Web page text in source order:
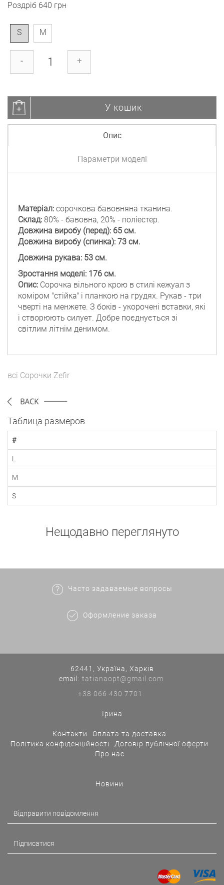
Роздріб 640 грн
S M
- +
У кошик
Опис
Параметри моделі
Матеріал: сорочкова бавовняна тканина.
Склад: 80% - бавовна, 20% - поліестер.
Довжина виробу (перед): 65 см.
Довжина виробу (спинка): 73 см.
Довжина рукава: 53 см.
Зростання моделі: 176 см.
Опис: Сорочка вільного крою в стилі кежуал з
коміром "стійка" і планкою на грудях. Рукав - три
чверті на менжете. З боків - укорочені вставки, які
і створюють силует. Добре поєднується зі
світлим літнім денимом.
всі Сорочки Zefir
Таблица размеров
#
L
M
S
Нещодавно переглянуто
Часто задаваемые вопросы
Оформление заказа
62441, Україна, Харків
еmail: tatianaopt@gmail.com
+38 066 430 7701
Ірина
Контакти
Оплата та доставка
Політика конфіденційності
Договір публічної оферти
Про нас
Новини